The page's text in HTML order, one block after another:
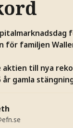
för familjen
aktien till nya
år gamla